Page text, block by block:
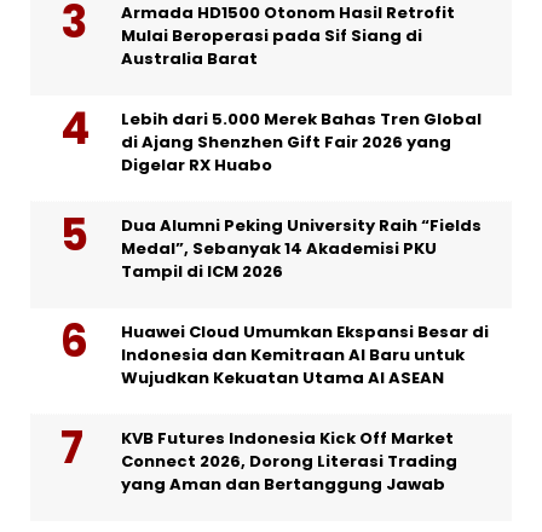
Armada HD1500 Otonom Hasil Retrofit
Mulai Beroperasi pada Sif Siang di
Australia Barat
Lebih dari 5.000 Merek Bahas Tren Global
di Ajang Shenzhen Gift Fair 2026 yang
Digelar RX Huabo
Dua Alumni Peking University Raih “Fields
Medal”, Sebanyak 14 Akademisi PKU
Tampil di ICM 2026
Huawei Cloud Umumkan Ekspansi Besar di
Indonesia dan Kemitraan AI Baru untuk
Wujudkan Kekuatan Utama AI ASEAN
KVB Futures Indonesia Kick Off Market
Connect 2026, Dorong Literasi Trading
yang Aman dan Bertanggung Jawab